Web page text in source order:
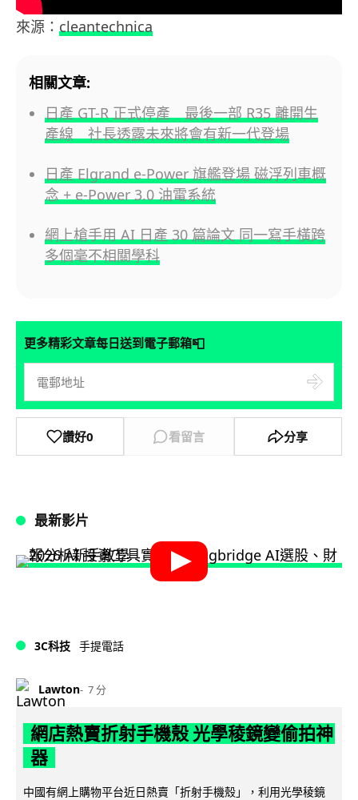
來源： cleantechnica
相關文章:
日產 GT-R 正式停產 最後一部 R35 離開生
產線 社長透露未來將會有新一代登場
日產 Elgrand e-Power 旗艦登場 磁浮列車概
念 + e-Power 3.0 油電系統
網上槍手用 AI 日產 30 篇論文 同一寫手橫跨
多個毫不相關學科
更多精彩文章每日送到電子郵箱📮
讚好0 看留言 分享
最新影片
3C科技 手提電話
Lawton 7 分
網店熱賣折射手機殼 光學稜鏡變偷拍神
器
中國有網上購物平台近日熱賣「折射手機殼」，利用光學稜鏡